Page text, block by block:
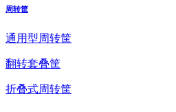
周转筐
通用型周转筐
翻转套叠筐
折叠式周转筐